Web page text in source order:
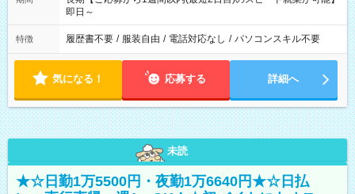
即日～
特徴 履歴書不要 / 服装自由 / 電話対応なし / パソコンスキル不要
気になる！ 応募する 詳細へ
未読
★☆日勤1万5500円・夜勤1万6640円★☆日払